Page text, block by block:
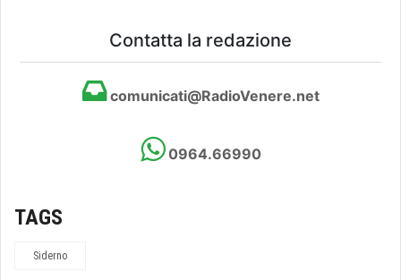
Contatta la redazione
comunicati@RadioVenere.net
0964.66990
TAGS
Siderno